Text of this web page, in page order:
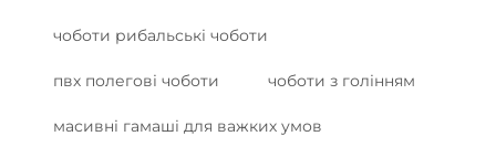
чоботи рибальські чоботи
пвх полегові чоботи чоботи з голінням
масивні гамаші для важких умов